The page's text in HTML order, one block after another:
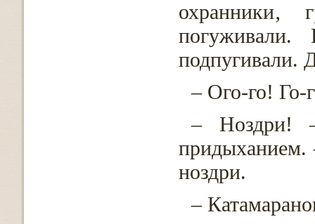
охранники‚
погуживали.
подпугивали.
– Ого-го! Го-
– Ноздри!
придыханием.
ноздри.
–